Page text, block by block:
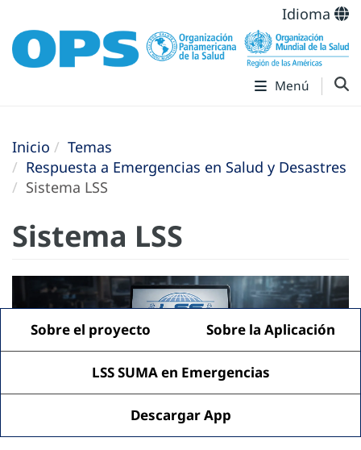
Idioma
Menú
Inicio
Temas
Respuesta a Emergencias en Salud y Desastres
Sistema LSS
Sistema LSS
Sobre el proyecto Sobre la Aplicación
LSS SUMA en Emergencias
Descargar App